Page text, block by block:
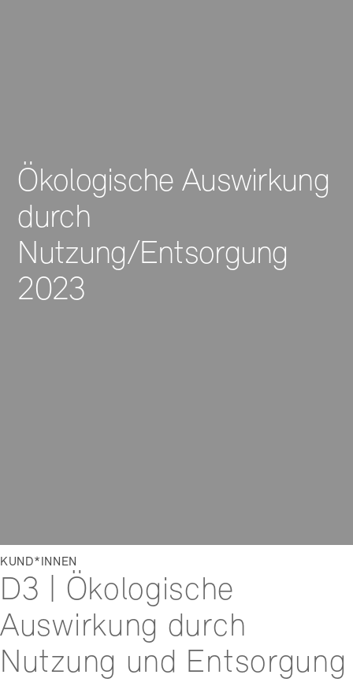
Ökologische Auswirkung
durch
Nutzung/Entsorgung
2023
KUND*INNEN
D3 | Ökologische
Auswirkung durch
Nutzung und Entsorgung